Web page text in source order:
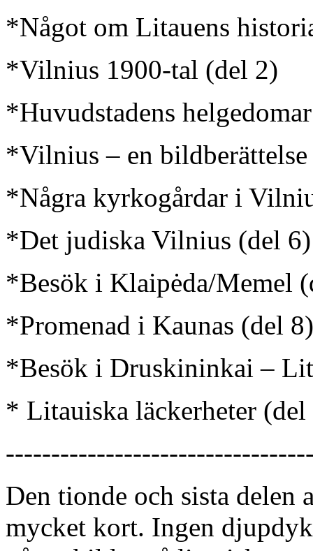
*Något om Litauens
*Vilnius 1900-tal (del 2)
*Huvudstadens
*Vilnius – en
*Några kyrkogårdar i
*Det judiska Vilnius (del 6)
*Besök i Klaipėda/Memel
*Promenad i Kaunas (del 8)
*Besök i Druskininkai –
* Litauiska läckerheter (del
Den tionde och sista
mycket kort. Ingen